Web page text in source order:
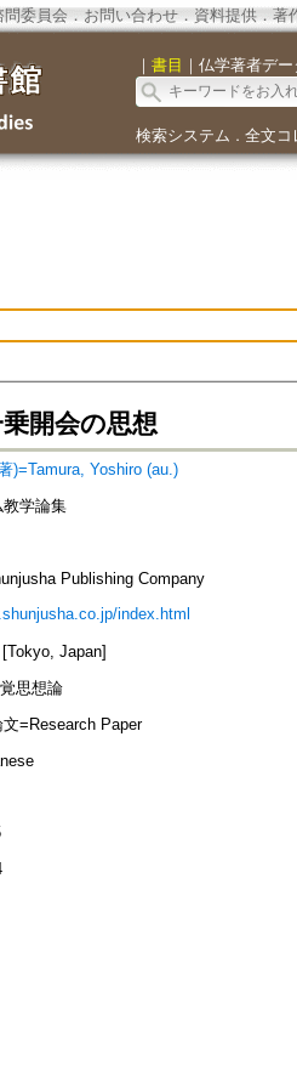
問委員会． お問い合わせ． 資料提供． 著
｜ 書目 ｜ 仏学著者デー
検索システム ． 全文コ
開会の思想
)=Tamura, Yoshiro (au.)
教学論集
Publishing Company
index.html
Japan]
思想論
=Research Paper